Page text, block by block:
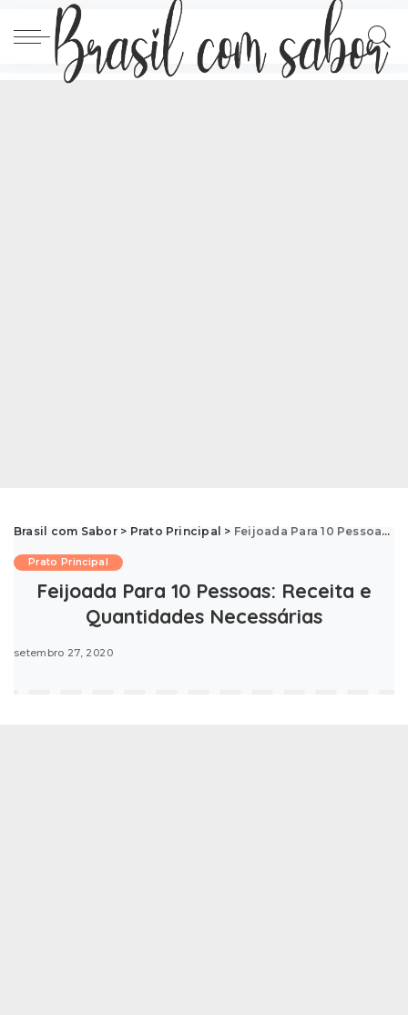
Brasil com Sabor> Prato Principal > Feijoada Para 10 Pessoas: Receita e Quantidades Necessárias
Prato Principal
Feijoada Para 10 Pessoas: Receita e
Quantidades Necessárias
setembro 27, 2020